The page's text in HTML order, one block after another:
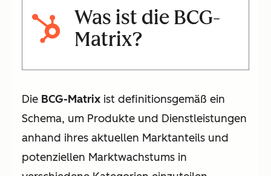
Was ist die BCG-
Matrix?
Die BCG-Matrix ist definitionsgemäß ein
Schema, um Produkte und Dienstleistungen
anhand ihres aktuellen Marktanteils und
potenziellen Marktwachstums in